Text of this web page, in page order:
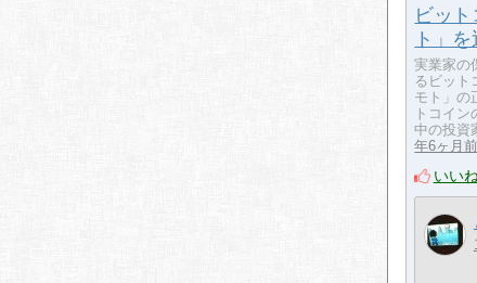
ビッ
ト」
実業家の
るビット
モト」の
トコイ
中の投資
年6ヶ月前
いい